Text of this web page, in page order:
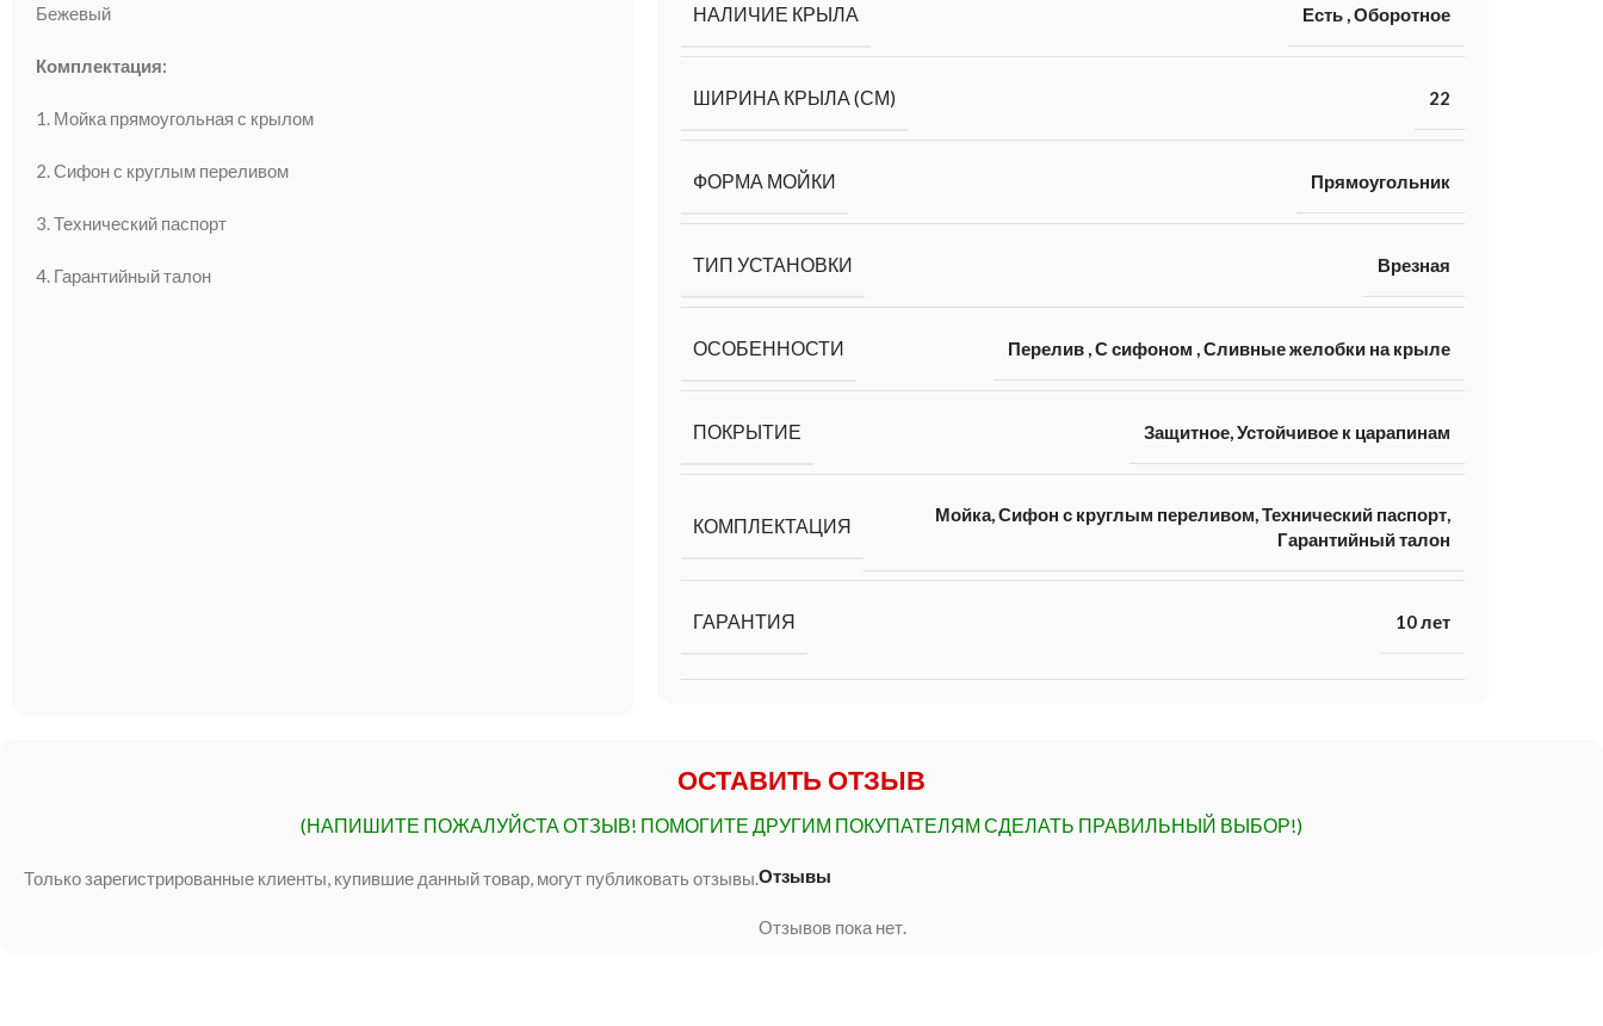
Бежевый
Комплектация:
1. Мойка прямоугольная с крылом
2. Сифон с круглым переливом
3. Технический паспорт
4. Гарантийный талон
НАЛИЧИЕ КРЫЛА Есть,Оборотное
ШИРИНА КРЫЛА (СМ) 22
ФОРМА МОЙКИ Прямоугольник
ТИП УСТАНОВКИ Врезная
ОСОБЕННОСТИ Перелив,С сифоном ,Сливные желобки на крыле
ПОКРЫТИЕ Защитное, Устойчивое к царапинам
КОМПЛЕКТАЦИЯ
Мойка, Сифон с круглым переливом, Технический паспорт,
Гарантийный талон
ГАРАНТИЯ 10 лет
ОСТАВИТЬ ОТЗЫВ
(НАПИШИТЕ ПОЖАЛУЙСТА ОТЗЫВ! ПОМОГИТЕ ДРУГИМ ПОКУПАТЕЛЯМ СДЕЛАТЬ ПРАВИЛЬНЫЙ ВЫБОР!)
Отзывы
Отзывов пока нет.
Только зарегистрированные клиенты, купившие данный товар, могут публиковать отзывы.